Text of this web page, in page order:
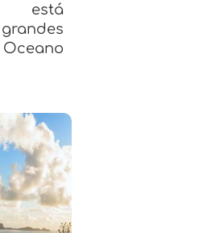
está